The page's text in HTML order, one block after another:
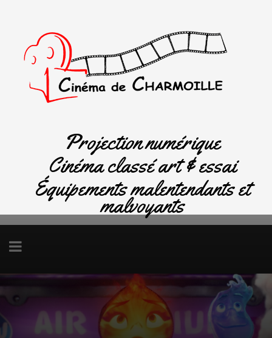
Projection numérique
Cinéma classé art & essai
Équipements malentendants et
malvoyants